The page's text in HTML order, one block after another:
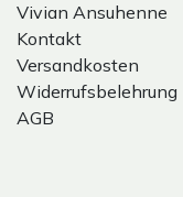
Vivian Ansuhenne
Kontakt
Versandkosten
Widerrufsbelehrung
AGB